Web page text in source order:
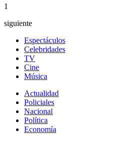
1
siguiente
Espectáculos
Celebridades
TV
Cine
Música
Actualidad
Policiales
Nacional
Política
Economía